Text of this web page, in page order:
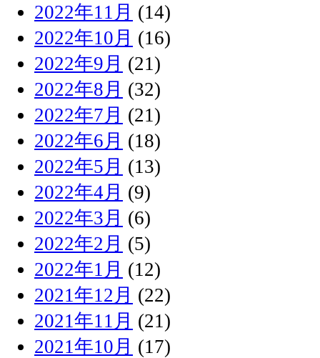
2022年11月 (14)
2022年10月 (16)
2022年9月 (21)
2022年8月 (32)
2022年7月 (21)
2022年6月 (18)
2022年5月 (13)
2022年4月 (9)
2022年3月 (6)
2022年2月 (5)
2022年1月 (12)
2021年12月 (22)
2021年11月 (21)
2021年10月 (17)